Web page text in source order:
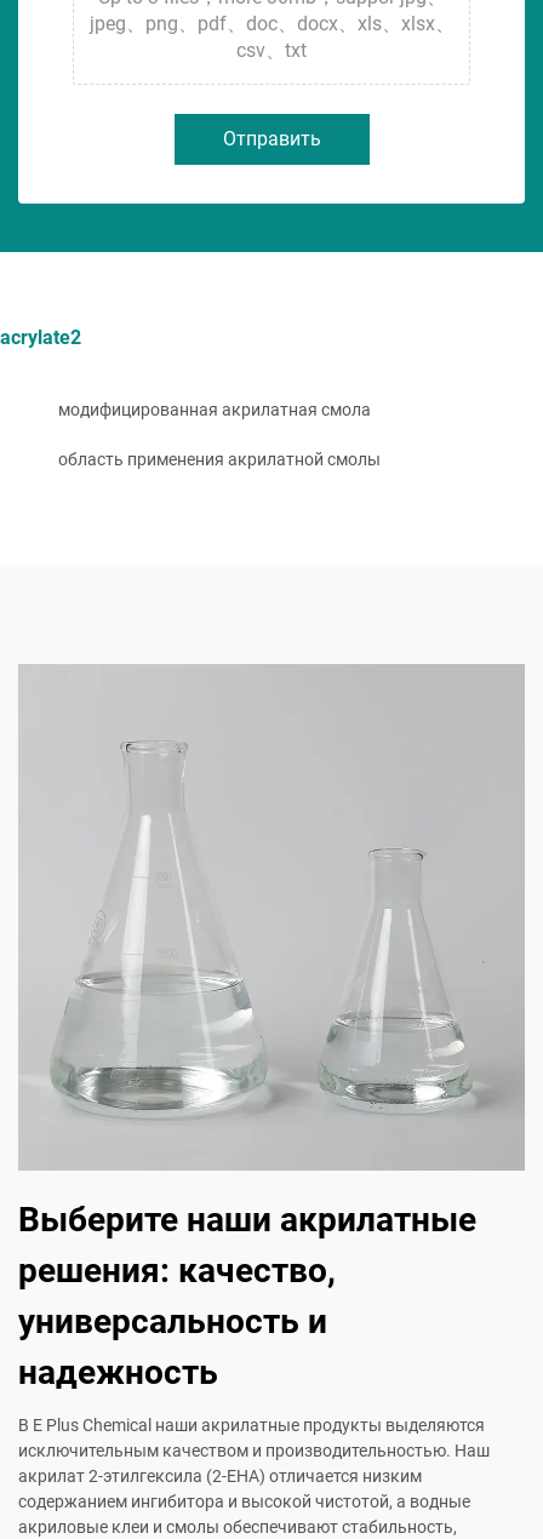
jpeg、png、pdf、doc、docx、xls、xlsx、
csv、txt
Отправить
acrylate2
модифицированная акрилатная смола
область применения акрилатной смолы
Выберите наши акрилатные
решения: качество,
универсальность и
надежность
В E Plus Chemical наши акрилатные продукты выделяются
исключительным качеством и производительностью. Наш
акрилат 2-этилгексила (2-EHA) отличается низким
содержанием ингибитора и высокой чистотой, а водные
акриловые клеи и смолы обеспечивают стабильность,